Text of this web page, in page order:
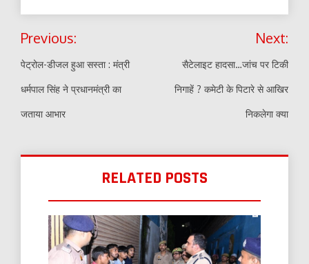
Post
navigation
Previous:
पेट्रोल-डीजल हुआ सस्ता : मंत्री
धर्मपाल सिंह ने प्रधानमंत्री का
जताया आभार
Next:
सैटेलाइट हादसा…जांच पर टिकी
निगाहें ? कमेटी के पिटारे से आखिर
निकलेगा क्या
RELATED POSTS